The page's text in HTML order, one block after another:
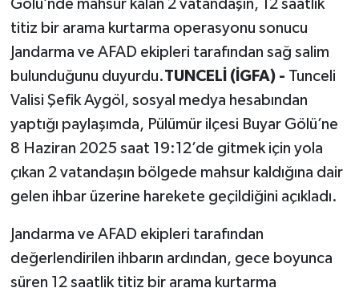
Gölü’nde mahsur kalan 2 vatandaşın, 12 saatlik
titiz bir arama kurtarma operasyonu sonucu
Jandarma ve AFAD ekipleri tarafından sağ salim
bulunduğunu duyurdu.TUNCELİ (İGFA) - Tunceli
Valisi Şefik Aygöl, sosyal medya hesabından
yaptığı paylaşımda, Pülümür ilçesi Buyar Gölü’ne
8 Haziran 2025 saat 19:12’de gitmek için yola
çıkan 2 vatandaşın bölgede mahsur kaldığına dair
gelen ihbar üzerine harekete geçildiğini açıkladı.
Jandarma ve AFAD ekipleri tarafından
değerlendirilen ihbarın ardından, gece boyunca
süren 12 saatlik titiz bir arama kurtarma